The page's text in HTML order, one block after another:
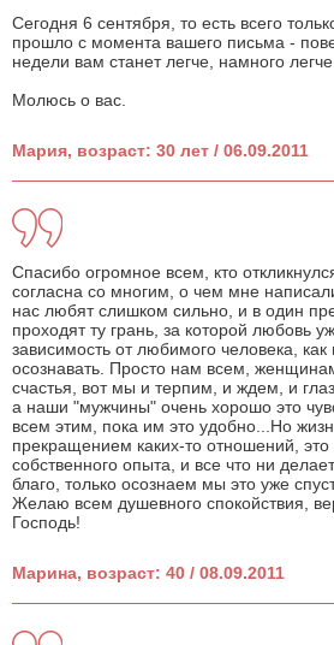
Сегодня 6 сентября, то есть всего
прошло с момента вашего письма -
недели вам станет легче, намного
Молюсь о вас.
Мария, возраст: 30 лет / 06.09.2011
Спасибо огромное всем, кто
согласна со многим, о чем мне
нас любят слишком сильно, и в один
проходят ту грань, за которой любовь
зависимость от любимого человека, как
осознавать. Просто нам всем,
счастья, вот мы и терпим, и ждем, и
а наши "мужчины" очень хорошо это
всем этим, пока им это удобно...Но
прекращением каких-то отношений,
собственного опыта, и все что ни
благо, только осознаем мы это уже
Желаю всем душевного спокойствия,
Господь!
Марина, возраст: 40 / 08.09.2011